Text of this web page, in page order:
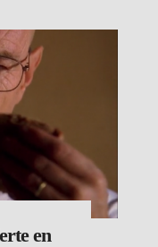
en